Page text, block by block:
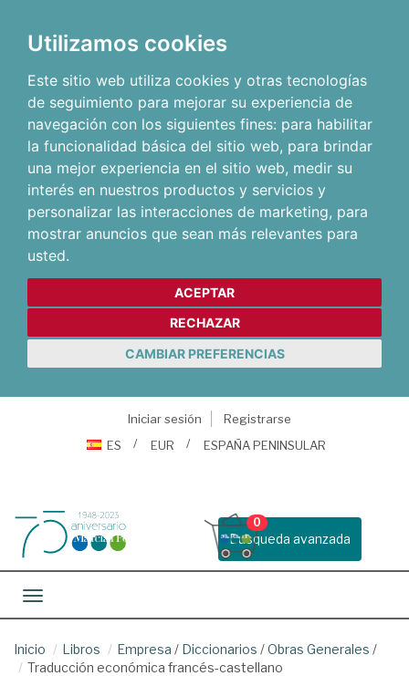
Utilizamos cookies
Este sitio web utiliza cookies y otras tecnologías
de seguimiento para mejorar su experiencia de
navegación con los siguientes fines: para habilitar
la funcionalidad básica del sitio web, para brindar
una mejor experiencia en el sitio web, medir su
interés en nuestros productos y servicios y
personalizar las interacciones de marketing, para
mostrar anuncios que sean más relevantes para
usted.
ACEPTAR
RECHAZAR
CAMBIAR PREFERENCIAS
Iniciar sesión
Registrarse
ES
EUR ESPAÑA PENINSULAR
Busqueda avanzada
0
Toggle navigation
Inicio Libros Empresa / Diccionarios /Obras Generales /
Traducción económica francés-castellano